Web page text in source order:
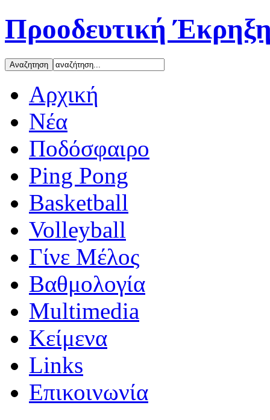
Προοδευτική
Αρχική
Νέα
Ποδόσφαιρο
Ping Pong
Basketball
Volleyball
Γίνε Μέλος
Βαθμολογία
Multimedia
Κείμενα
Links
Επικοινωνία